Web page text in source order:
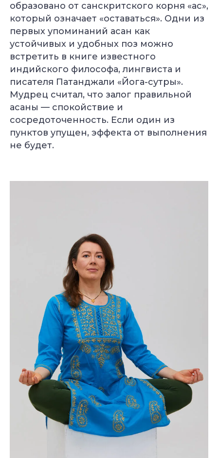
образовано от санскритского корня «ас»,
который означает «оставаться». Одни из
первых упоминаний асан как
устойчивых и удобных поз можно
встретить в книге известного
индийского философа, лингвиста и
писателя Патанджали «Йога-сутры».
Мудрец считал, что залог правильной
асаны — спокойствие и
сосредоточенность. Если один из
пунктов упущен, эффекта от выполнения
не будет.